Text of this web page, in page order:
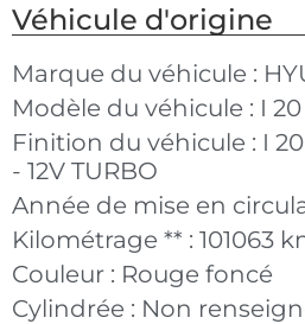
Véhicule d'origine
Marque du véhicule :
Modèle du véhicule : I
Finition du véhicule : I
- 12V TURBO
Année de mise en
Kilométrage ** : 101063
Couleur : Rouge foncé
Cylindrée : Non